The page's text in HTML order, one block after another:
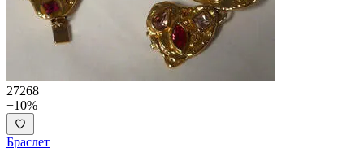
27268
−10%
Браслет